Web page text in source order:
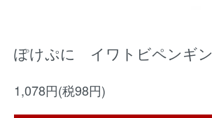
ぽけぷに イワトビペンギン
1,078円(税98円)